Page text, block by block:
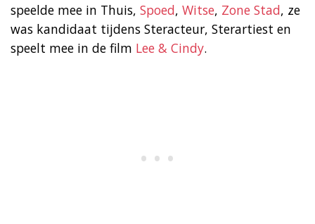
speelde mee in Thuis, Spoed, Witse, Zone Stad, ze
was kandidaat tijdens Steracteur, Sterartiest en
speelt mee in de film Lee & Cindy.